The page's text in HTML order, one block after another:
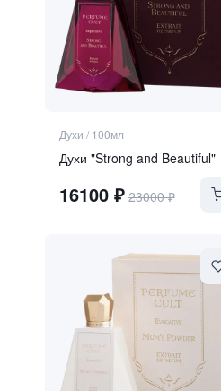
Духи / 100мл
Духи "Strong and Beautiful"
16100₽ 23000₽